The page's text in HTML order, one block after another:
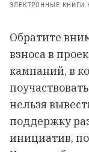
ЭЛЕКТРОННЫЕ КНИГИ
Обратите
взноса в
кампаний, в
нельзя
поддержку
инициатив,